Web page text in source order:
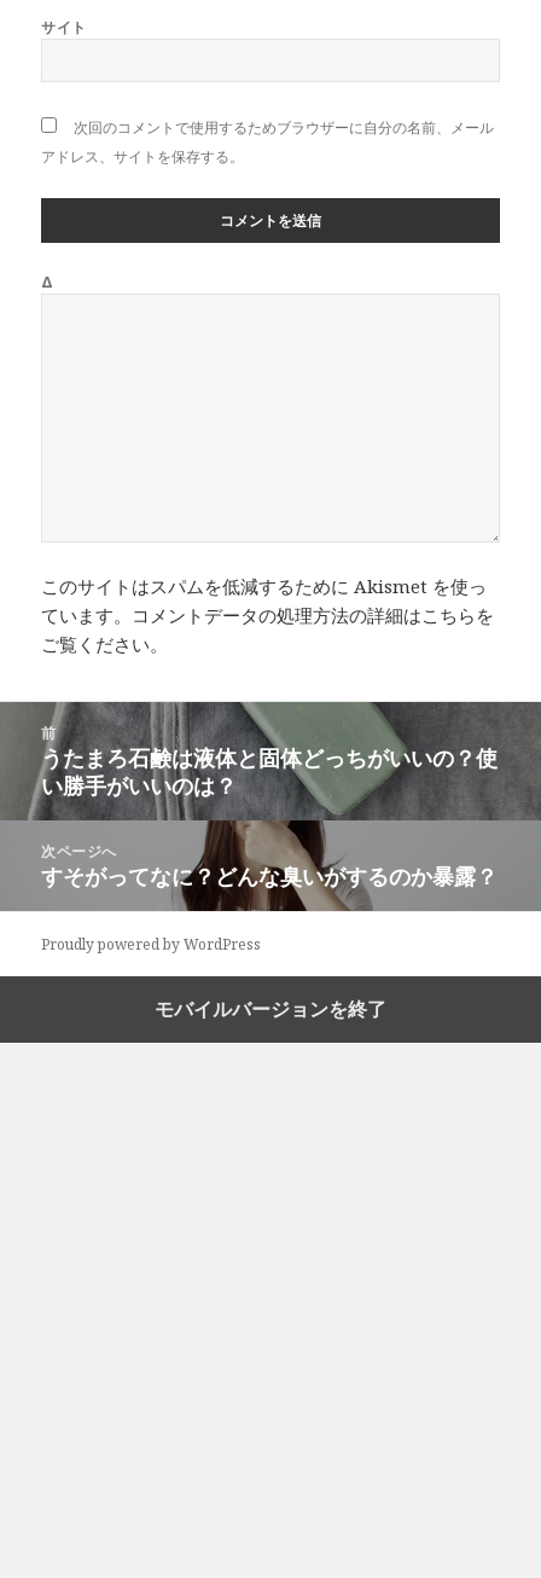
サイト
次回のコメントで使用するためブラウザーに自分の名前、メール
アドレス、サイトを保存する。
Δ
このサイトはスパムを低減するために Akismet を使っ
ています。 コメントデータの処理方法の詳細はこちらを
ご覧ください。
ョ
前
前
の
投
稿:
うたまろ石鹸は液体と固体どっちがいいの？使
い勝手がいいのは？
次ページへ
次
の
投
すそがってなに？どんな臭いがするのか暴露？
Proudly powered by WordPress
モバイルバージョンを終了